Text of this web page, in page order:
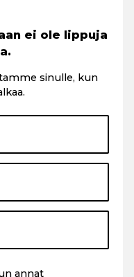
ei ole lippuja
sinulle, kun
annat